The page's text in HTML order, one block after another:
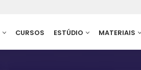
CURSOS ESTÚDIO MATERIAIS